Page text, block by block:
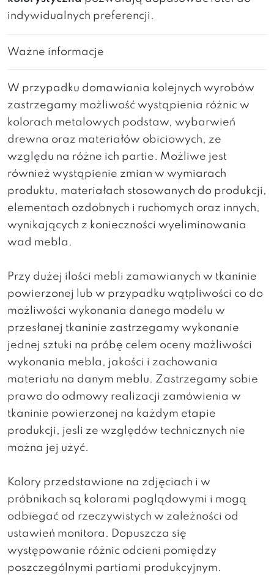
indywidualnych preferencji.
Ważne informacje
W przypadku domawiania kolejnych wyrobów
zastrzegamy możliwość wystąpienia różnic w
kolorach metalowych podstaw, wybarwień
drewna oraz materiałów obiciowych, ze
względu na różne ich partie. Możliwe jest
również wystąpienie zmian w wymiarach
produktu, materiałach stosowanych do produkcji,
elementach ozdobnych i ruchomych oraz innych,
wynikających z konieczności wyeliminowania
wad mebla.
Przy dużej ilości mebli zamawianych w tkaninie
powierzonej lub w przypadku wątpliwości co do
możliwości wykonania danego modelu w
przesłanej tkaninie zastrzegamy wykonanie
jednej sztuki na próbę celem oceny możliwości
wykonania mebla, jakości i zachowania
materiału na danym meblu. Zastrzegamy sobie
prawo do odmowy realizacji zamówienia w
tkaninie powierzonej na każdym etapie
produkcji, jesli ze względów technicznych nie
można jej użyć.
Kolory przedstawione na zdjęciach i w
próbnikach są kolorami poglądowymi i mogą
odbiegać od rzeczywistych w zależności od
ustawień monitora. Dopuszcza się
występowanie różnic odcieni pomiędzy
poszczególnymi partiami produkcyjnym.